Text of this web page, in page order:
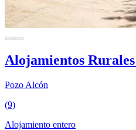
Alojamientos
Pozo Alcón
(9)
Alojamiento entero